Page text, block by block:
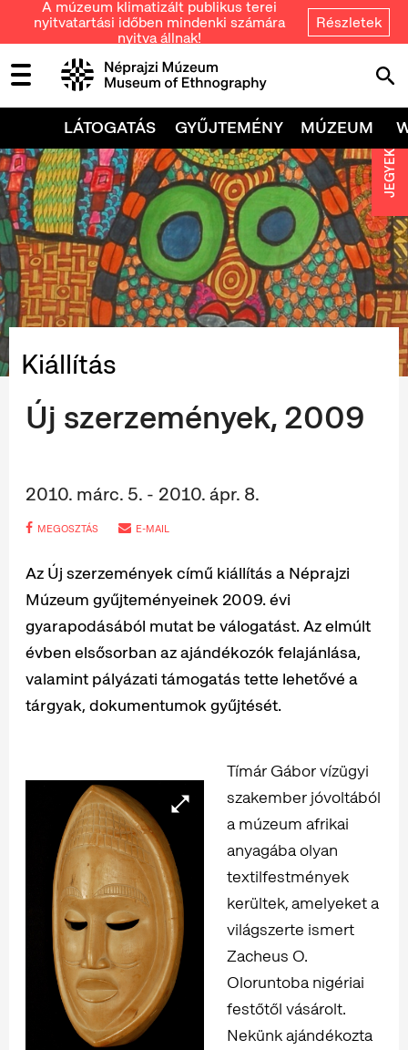
A múzeum klimatizált publikus terei
nyitvatartási időben mindenki számára
nyitva állnak!
Részletek
LÁTOGATÁS GYŰJTEMÉNY MÚZEUM
Kiállítás
Új szerzemények, 2009
2010. márc. 5. - 2010. ápr. 8.
MEGOSZTÁS E-MAIL
Az Új szerzemények című kiállítás a Néprajzi
Múzeum gyűjteményeinek 2009. évi
gyarapodásából mutat be válogatást. Az elmúlt
évben elsősorban az ajándékozók felajánlása,
valamint pályázati támogatás tette lehetővé a
tárgyak, dokumentumok gyűjtését.
Tímár Gábor vízügyi
szakember jóvoltából
a múzeum afrikai
anyagába olyan
textilfestmények
kerültek, amelyeket a
világszerte ismert
Zacheus O.
Oloruntoba nigériai
festőtől vásárolt.
Nekünk ajándékozta
JEGYEK